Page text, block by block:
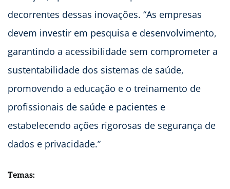
decorrentes dessas inovações. “As empresas
devem investir em pesquisa e desenvolvimento,
garantindo a acessibilidade sem comprometer a
sustentabilidade dos sistemas de saúde,
promovendo a educação e o treinamento de
profissionais de saúde e pacientes e
estabelecendo ações rigorosas de segurança de
dados e privacidade.”
Temas: